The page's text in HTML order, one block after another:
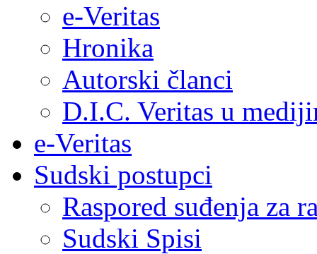
e-Veritas
Hronika
Autorski članci
D.I.C. Veritas u
e-Veritas
Sudski postupci
Raspored suđenja za
Sudski Spisi